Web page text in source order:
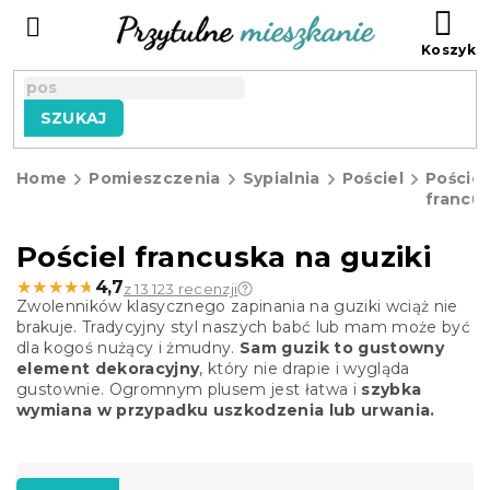
SZUKAJ
Home Pomieszczenia Sypialnia Pościel
Pościel
Pościel francuska na guziki
★★★★★
★★★★★ 4,7z 13 123 recenzji
Zwolenników klasycznego zapinania na guziki wciąż nie
brakuje. Tradycyjny styl naszych babć lub mam może być
dla kogoś nużący i żmudny. Sam guzik to gustowny
element dekoracyjny, który nie drapie i wygląda
gustownie. Ogromnym plusem jest łatwa i szybka
wymiana w przypadku uszkodzenia lub urwania.
S